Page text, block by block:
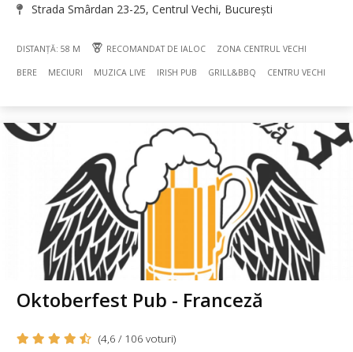
Strada Smârdan 23-25, Centrul Vechi, București
DISTANȚĂ: 58 M RECOMANDAT DE IALOC ZONA CENTRUL VECHI
BERE MECIURI MUZICA LIVE IRISH PUB GRILL&BBQ CENTRU VECHI
Oktoberfest Pub - Franceză
(4,6 / 106 voturi)